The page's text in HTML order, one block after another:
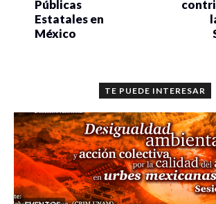
Públicas
Estatales en
México
TE PUEDE INTERESAR